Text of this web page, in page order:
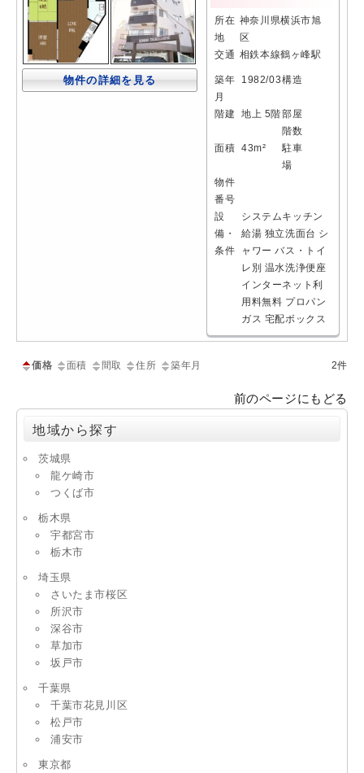
物件の詳細を見る
所在
地
神奈川県横浜市旭
区
交通 相鉄本線鶴ヶ峰駅
築年
月
1982/03構造
階建 地上 5階部屋
階数
面積 43m²
駐車
場
物件
番号
設
備・
条件
システムキッチン
給湯 独立洗面台 シ
ャワー バス・トイ
レ別 温水洗浄便座
インターネット利
用料無料 プロパン
ガス 宅配ボックス
価格 面積 間取 住所 築年月 2件
前のページにもどる
地域から探す
茨城県
龍ケ崎市
つくば市
栃木県
宇都宮市
栃木市
埼玉県
さいたま市桜区
所沢市
深谷市
草加市
坂戸市
千葉県
千葉市花見川区
松戸市
浦安市
東京都